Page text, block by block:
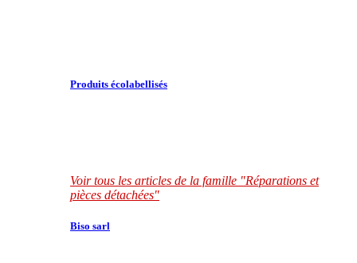
Produits écolabellisés
Voir tous les articles de la famille "Réparations et
pièces détachées"
Biso sarl